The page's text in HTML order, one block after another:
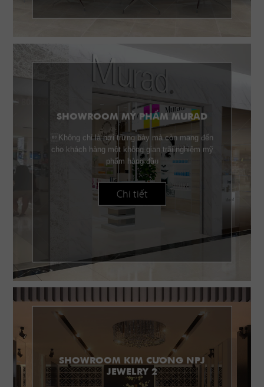
SHOWROOM MỸ PHẨM MURAD
Không chỉ là nơi trưng bày mà còn mang đến
cho khách hàng một không gian trãi nghiệm mỹ
phẩm hàng đầu
Chi tiết
SHOWROOM KIM CƯƠNG NPJ
JEWELRY 2